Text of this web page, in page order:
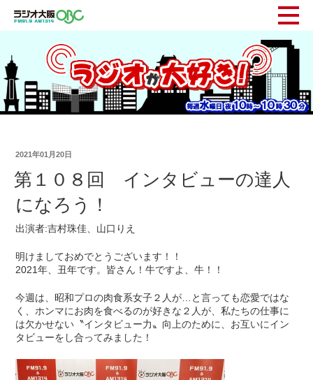
2021年01月20日
第１０８回 インタビューの達人
になろう！
出演者:吉村珠佳、山口りえ
明けましておめでとうございます！！
2021年、丑年です。皆さん！牛ですよ、牛！！
今週は、昭和プロの肉食系女子２人が…と言っても恋愛ではな
く、ホンマにお肉を食べるのが好きな２人が、私たちの仕事に
は欠かせない〝インタビュー力〟向上のために、お互いにイン
タビューをし合ってみました！